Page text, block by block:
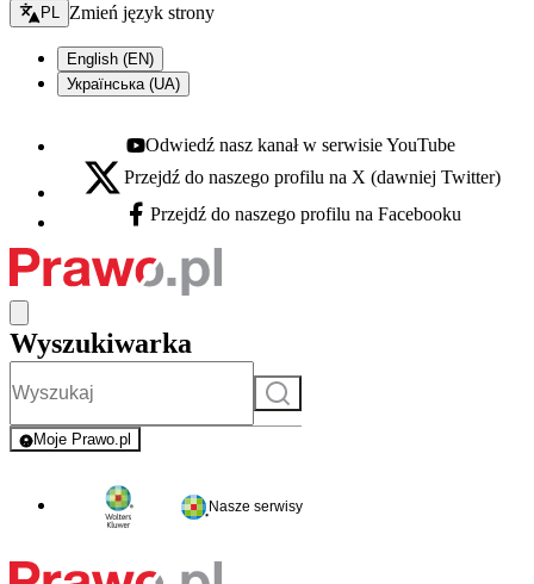
Zmień język - bieżący:
PL Zmień język strony
English (EN)
Українська (UA)
Youtube - otwiera się w nowej karcie
Odwiedź nasz kanał w serwisie YouTube
X - otwiera się w nowej karcie
Przejdź do naszego profilu na X (dawniej Twitter)
Facebook - otwiera się w nowej karcie
Przejdź do naszego profilu na Facebooku
Wyszukiwarka
Szukaj
Moje Prawo.pl
- rejestracja i logowanie do serwisu
Nasze serwisy